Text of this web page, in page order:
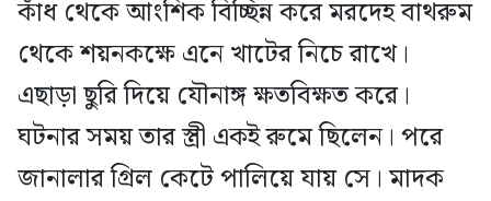
কাঁধ থেকে আংশিক বিচ্ছিন্ন করে মরদেহ বাথরুম
থেকে শয়নকক্ষে এনে খাটের নিচে রাখে।
এছাড়া ছুরি দিয়ে যৌনাঙ্গ ক্ষতবিক্ষত করে।
ঘটনার সময় তার স্ত্রী একই রুমে ছিলেন। পরে
জানালার গ্রিল কেটে পালিয়ে যায় সে। মাদক